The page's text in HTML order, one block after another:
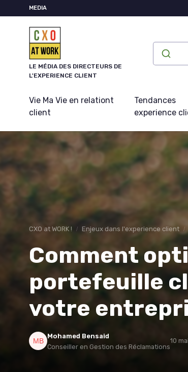
MEDIA
LE MÉDIA DES DIRECTEURS DE
L'EXPERIENCE CLIENT
Vie Ma Vie en relationt
client
Tendances
experience
CXO at WORK ! Enjeux dans l'experience client
Comment
portefeuille
votre
Mohamed Bensaid
Conseiller en Gestion des Réclamations
10
Panneau de gestion des cookies